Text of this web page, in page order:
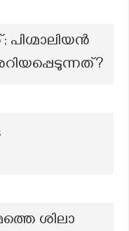
ശിലാ